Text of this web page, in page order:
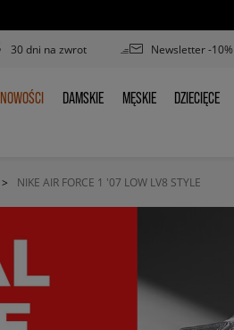
30 dni na zwrot Newsletter -10%
NOWOŚCI
NOWOŚCI DAMSKIE
DAMSKIE MĘSKIE
MĘSKIE DZIECIĘCE
DZIECIĘCE
> NIKE AIR FORCE 1 '07 LOW LV8 STYLE